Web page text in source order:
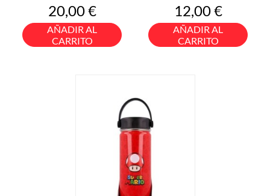
Precio
20,00 €
AÑADIR AL
CARRITO
Precio
12,00 €
AÑADIR AL
CARRITO